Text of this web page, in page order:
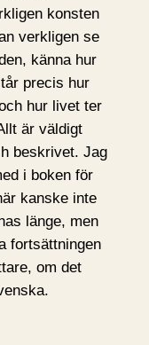
konsten
verkligen se
känna hur
precis hur
hur livet ter
är väldigt
beskrivet. Jag
i boken för
kanske inte
länge, men
fortsättningen
om det